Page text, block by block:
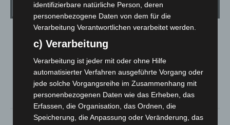
Wetter
LANGENHAGEN
Mäßig Bewölkt
22.9°C
°
37% 5.4m/s 29%
identifizierbare natürliche Person, deren
personenbezogene Daten von dem für die
Verarbeitung Verantwortlichen verarbeitet werden.
c) Verarbeitung
Verarbeitung ist jeder mit oder ohne Hilfe
automatisierter Verfahren ausgeführte Vorgang oder
jede solche Vorgangsreihe im Zusammenhang mit
personenbezogenen Daten wie das Erheben, das
Erfassen, die Organisation, das Ordnen, die
Speicherung, die Anpassung oder Veränderung, das